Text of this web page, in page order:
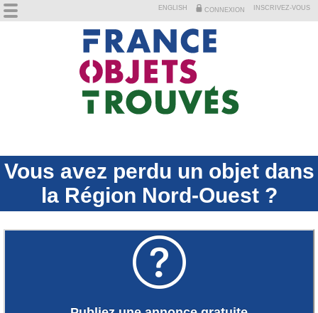
Vous avez perdu un objet dans
la Région Nord-Ouest ?

INSCRIVEZ-VOUS
CONNEXION
ENGLISH